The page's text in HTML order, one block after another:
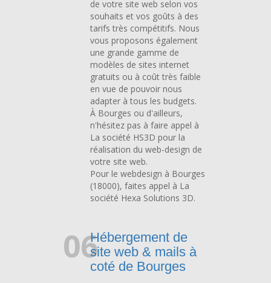
de votre site web selon vos
souhaits et vos goûts à des
tarifs très compétitifs. Nous
vous proposons également
une grande gamme de
modèles de sites internet
gratuits ou à coût très faible
en vue de pouvoir nous
adapter à tous les budgets.
À Bourges ou d'ailleurs,
n'hésitez pas à faire appel à
La société HS3D pour la
réalisation du web-design de
votre site web.
Pour le webdesign à Bourges
(18000), faites appel à La
société Hexa Solutions 3D.
06Hébergement de
site web & mails à
coté de Bourges